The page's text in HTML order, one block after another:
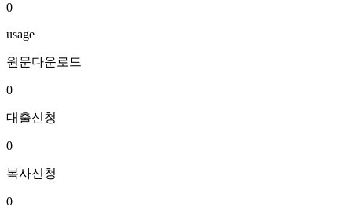
0
usage
원문다운로드
0
대출신청
0
복사신청
0